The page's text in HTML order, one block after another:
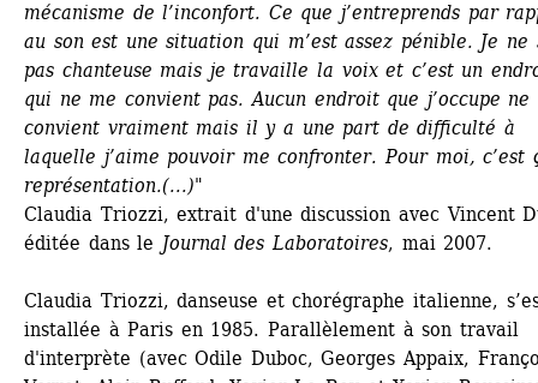
mécanisme de l’inconfort. Ce que j’entreprends par
au son est une situation qui m’est assez pénible. Je ne
pas chanteuse mais je travaille la voix et c’est un
qui ne me convient pas. Aucun endroit que j’occupe ne
convient vraiment mais il y a une part de difficulté à
laquelle j’aime pouvoir me confronter. Pour moi, c’est
représentation.(...)"
Claudia Triozzi, extrait d'une discussion avec Vincent
éditée dans le Journal des Laboratoires, mai 2007.
Claudia Triozzi, danseuse et chorégraphe italienne,
installée à Paris en 1985. Parallèlement à son travail
d'interprète (avec Odile Duboc, Georges Appaix,